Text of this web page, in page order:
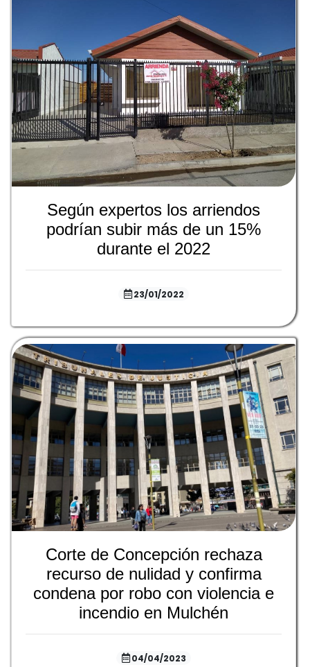
Según expertos los arriendos
podrían subir más de un 15%
durante el 2022
23/01/2022
Corte de Concepción rechaza
recurso de nulidad y confirma
condena por robo con violencia e
incendio en Mulchén
04/04/2023